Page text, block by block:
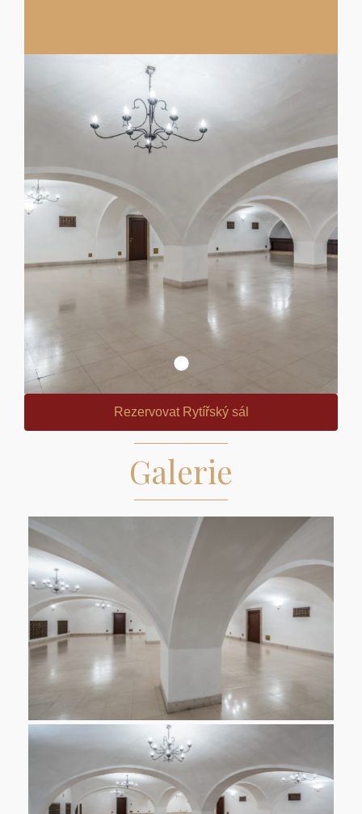
Rezervovat Rytířský sál
Galerie